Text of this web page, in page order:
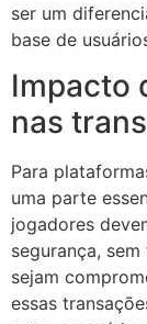
ser um
base de
Impacto
nas
Para
uma parte
jogadores
segurança,
sejam
essas